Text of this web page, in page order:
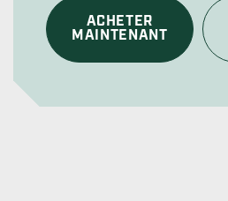
ACHETER
MAINTENANT